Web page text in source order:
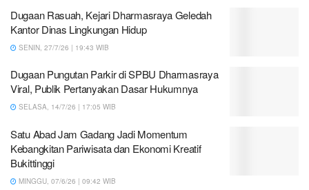
Dugaan Rasuah, Kejari Dharmasraya Geledah
Kantor Dinas Lingkungan Hidup
SENIN, 27/7/26 | 19:43 WIB
Dugaan Pungutan Parkir di SPBU Dharmasraya
Viral, Publik Pertanyakan Dasar Hukumnya
SELASA, 14/7/26 | 17:05 WIB
Satu Abad Jam Gadang Jadi Momentum
Kebangkitan Pariwisata dan Ekonomi Kreatif
Bukittinggi
MINGGU, 07/6/26 | 09:42 WIB